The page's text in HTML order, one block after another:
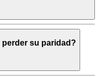
su paridad?